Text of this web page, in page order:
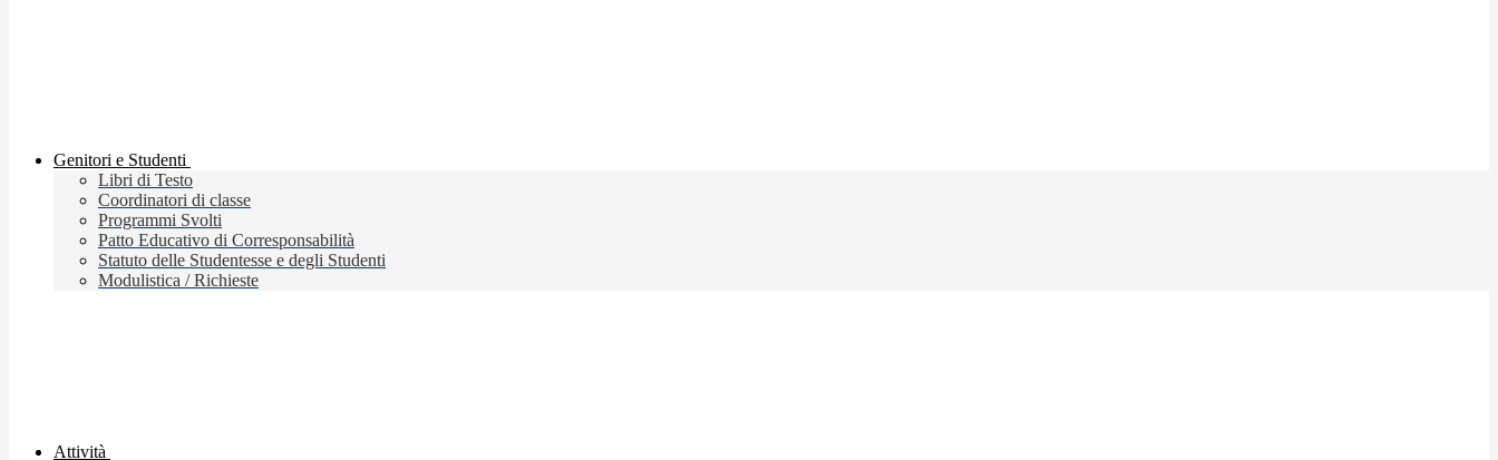
Genitori e Studenti
Libri di Testo
Coordinatori di classe
Programmi Svolti
Patto Educativo di Corresponsabilità
Statuto delle Studentesse e degli Studenti
Modulistica / Richieste
Attività